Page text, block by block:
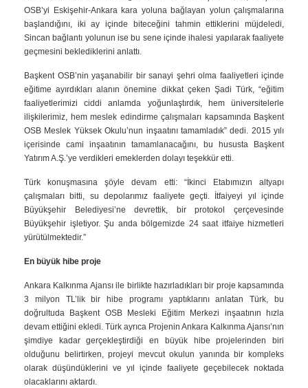
OSB’yi Eskişehir-Ankara kara yoluna bağlayan yolun çalışmalarına
başlandığını, iki ay içinde biteceğini tahmin ettiklerini müjdeledi,
Sincan bağlantı yolunun ise bu sene içinde ihalesi yapılarak faaliyete
geçmesini beklediklerini anlattı.
Başkent OSB’nin yaşanabilir bir sanayi şehri olma faaliyetleri içinde
eğitime ayırdıkları alanın önemine dikkat çeken Şadi Türk, “eğitim
faaliyetlerimizi ciddi anlamda yoğunlaştırdık, hem üniversitelerle
ilişkilerimiz, hem meslek edindirme çalışmaları kapsamında Başkent
OSB Meslek Yüksek Okulu’nun inşaatını tamamladık” dedi. 2015 yılı
içerisinde cami inşaatının tamamlanacağını, bu hususta Başkent
Yatırım A.Ş.’ye verdikleri emeklerden dolayı teşekkür etti.
Türk konuşmasına şöyle devam etti: “İkinci Etabımızın altyapı
çalışmaları bitti, su depolarımız faaliyete geçti. İtfaiyeyi yıl içinde
Büyükşehir Belediyesi’ne devrettik, bir protokol çerçevesinde
Büyükşehir işletiyor. Şu anda bölgemizde 24 saat itfaiye hizmetleri
yürütülmektedir.”
En büyük hibe proje
Ankara Kalkınma Ajansı ile birlikte hazırladıkları bir proje kapsamında
3 milyon TL’lik bir hibe programı yaptıklarını anlatan Türk, bu
doğrultuda Başkent OSB Mesleki Eğitim Merkezi inşaatının hızla
devam ettiğini ekledi. Türk ayrıca Projenin Ankara Kalkınma Ajansı’nın
şimdiye kadar gerçekleştirdiği en büyük hibe projelerinden biri
olduğunu belirtirken, projeyi mevcut okulun yanında bir kompleks
olarak düşündüklerini ve yıl içinde faaliyete geçebilecek noktada
olacaklarını aktardı.